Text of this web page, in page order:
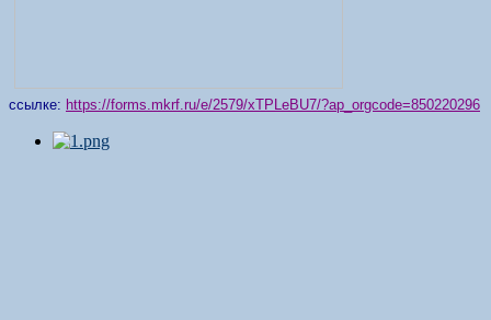
ссылке: https://forms.mkrf.ru/e/2579/xTPLeBU7/?ap_orgcode=850220296